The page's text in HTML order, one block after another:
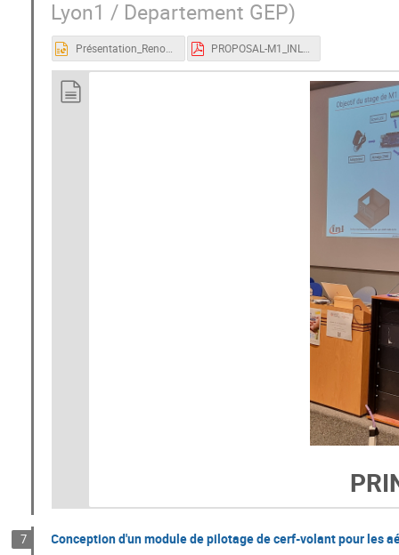
Lyon1 / Departement GEP)
Présentation_RenouvMilieu_EIF_INL_GEP.pptx PROPOSAL-M1_INL-v3.pdf
7 Conception d'un module de pilotage de cerf-volant pour les